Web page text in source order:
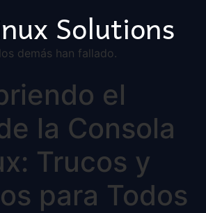
Solutions
demás han fallado.
el
la Consola
Trucos y
para Todos